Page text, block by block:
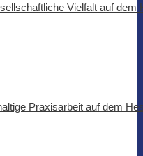
Vielfalt auf dem
Praxisarbeit auf dem